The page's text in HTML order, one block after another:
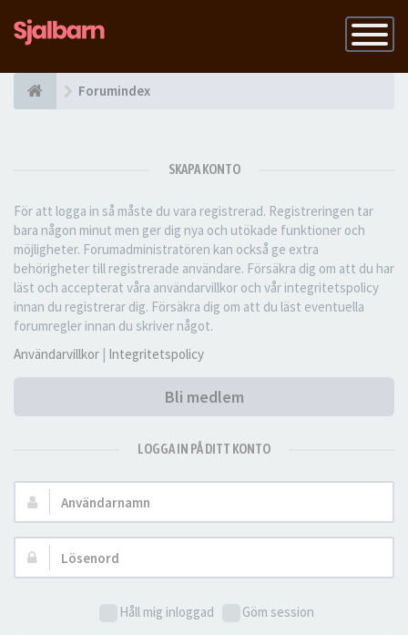
Slå
på
Forumindex
SKAPA KONTO
För att logga in så måste du vara registrerad. Registreringen tar
bara någon minut men ger dig nya och utökade funktioner och
möjligheter. Forumadministratören kan också ge extra
behörigheter till registrerade användare. Försäkra dig om att du har
läst och accepterat våra användarvillkor och vår integritetspolicy
innan du registrerar dig. Försäkra dig om att du läst eventuella
forumregler innan du skriver något.
Användarvillkor | Integritetspolicy
Bli medlem
LOGGA IN PÅ DITT KONTO
Användarnamn:
Lösenord:
Håll mig inloggad Göm session